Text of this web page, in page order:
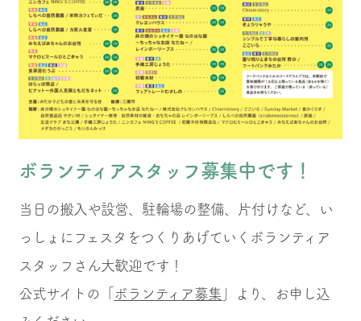
ボランティアスタッフ募集中です！
当日の搬入や設営、駐輪場の整備、片付けなど、い
っしょにフェスタをつくりあげていくボランティア
スタッフさん大歓迎です！
公式サイトの「 ボランティア募集 」より、お申し込